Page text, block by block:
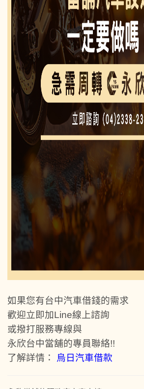
如果您有台中汽車借錢的需求
歡迎立即加Line線上諮詢
或撥打服務專線與
永欣台中當舖的專員聯絡!!
了解詳情： 烏日汽車借款